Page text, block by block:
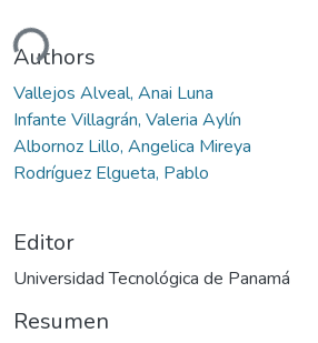
Authors
Vallejos Alveal, Anai Luna
Infante Villagrán, Valeria Aylín
Albornoz Lillo, Angelica Mireya
Rodríguez Elgueta, Pablo
Editor
Universidad Tecnológica de Panamá
Resumen